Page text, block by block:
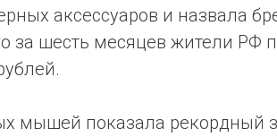
аксессуаров и назвала
за шесть месяцев жители
мышей показала рекордный